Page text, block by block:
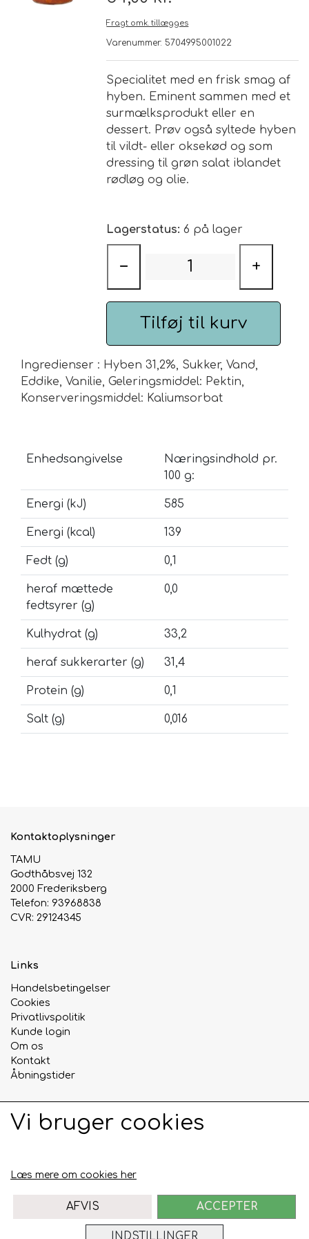
Brand
Te
Løsvægt teer
Sort Te
Grøn Te
Grøn Hvid Te
Rooibush
Husets Teblandinger
Chaplon Te
Kusmi Te
Matcha te og tilbehør
Nyheder
Åbningstider
Fragt omk. tillægges
Varenummer: 5704995001022
Specialitet med en frisk smag af
hyben. Eminent sammen med et
surmælksprodukt eller en
dessert. Prøv også syltede hyben
til vildt- eller oksekød og som
dressing til grøn salat iblandet
rødløg og olie.
Lagerstatus: 6 på lager
− +
Tilføj til kurv
Ingredienser : Hyben 31,2%, Sukker, Vand,
Eddike, Vanilie, Geleringsmiddel: Pektin,
Konserveringsmiddel: Kaliumsorbat
Enhedsangivelse
Næringsindhold pr.
100 g:
Energi (kJ) 585
Energi (kcal) 139
Fedt (g) 0,1
heraf mættede
fedtsyrer (g)
0,0
Kulhydrat (g) 33,2
heraf sukkerarter (g) 31,4
Protein (g) 0,1
Salt (g) 0,016
Kontaktoplysninger
TAMU
Godthåbsvej 132
2000 Frederiksberg
Telefon: 93968838
CVR: 29124345
Links
Handelsbetingelser
Cookies
Privatlivspolitik
Kunde login
Om os
Kontakt
Åbningstider
Sociale medier
Vi bruger cookies
Læs mere om cookies her
INDSTILLINGER
AFVIS ACCEPTER